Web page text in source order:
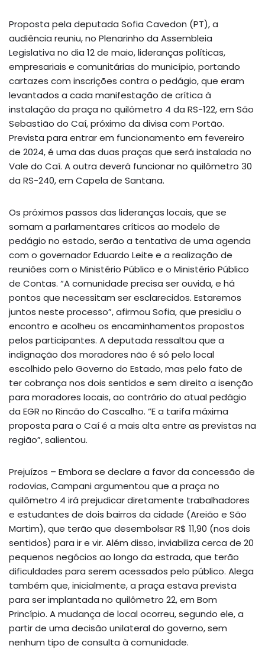
Proposta pela deputada Sofia Cavedon (PT), a
audiência reuniu, no Plenarinho da Assembleia
Legislativa no dia 12 de maio, lideranças políticas,
empresariais e comunitárias do município, portando
cartazes com inscrições contra o pedágio, que eram
levantados a cada manifestação de crítica à
instalação da praça no quilômetro 4 da RS-122, em São
Sebastião do Caí, próximo da divisa com Portão.
Prevista para entrar em funcionamento em fevereiro
de 2024, é uma das duas praças que será instalada no
Vale do Caí. A outra deverá funcionar no quilômetro 30
da RS-240, em Capela de Santana.
Os próximos passos das lideranças locais, que se
somam a parlamentares críticos ao modelo de
pedágio no estado, serão a tentativa de uma agenda
com o governador Eduardo Leite e a realização de
reuniões com o Ministério Público e o Ministério Público
de Contas. “A comunidade precisa ser ouvida, e há
pontos que necessitam ser esclarecidos. Estaremos
juntos neste processo”, afirmou Sofia, que presidiu o
encontro e acolheu os encaminhamentos propostos
pelos participantes. A deputada ressaltou que a
indignação dos moradores não é só pelo local
escolhido pelo Governo do Estado, mas pelo fato de
ter cobrança nos dois sentidos e sem direito a isenção
para moradores locais, ao contrário do atual pedágio
da EGR no Rincão do Cascalho. “E a tarifa máxima
proposta para o Caí é a mais alta entre as previstas na
região”, salientou.
Prejuízos – Embora se declare a favor da concessão de
rodovias, Campani argumentou que a praça no
quilômetro 4 irá prejudicar diretamente trabalhadores
e estudantes de dois bairros da cidade (Areião e São
Martim), que terão que desembolsar R$ 11,90 (nos dois
sentidos) para ir e vir. Além disso, inviabiliza cerca de 20
pequenos negócios ao longo da estrada, que terão
dificuldades para serem acessados pelo público. Alega
também que, inicialmente, a praça estava prevista
para ser implantada no quilômetro 22, em Bom
Princípio. A mudança de local ocorreu, segundo ele, a
partir de uma decisão unilateral do governo, sem
nenhum tipo de consulta à comunidade.